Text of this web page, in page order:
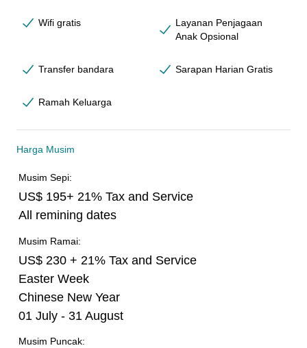
Wifi gratis
Layanan Penjagaan
Anak Opsional
Transfer bandara Sarapan Harian Gratis
Ramah Keluarga
Harga Musim
Musim Sepi:
US$ 195+ 21% Tax and Service
All remining dates
Musim Ramai:
US$ 230 + 21% Tax and Service
Easter Week
Chinese New Year
01 July - 31 August
Musim Puncak: